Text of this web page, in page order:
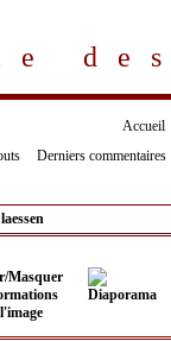
Accueil
Derniers commentaires